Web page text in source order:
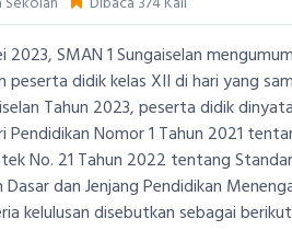
SMAN 1 Sungaiselan
peserta didik kelas XII di hari yang
Tahun 2023, peserta didik
Nomor 1 Tahun 2021
No. 21 Tahun 2022 tentang
Dasar dan Jenjang Pendidikan
kelulusan disebutkan sebagai